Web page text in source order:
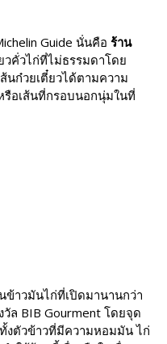
Guide นั่นคือ ร้าน
วคั่วไก่ที่ไม่ธรรมดาโดย
นก๋วยเตี๋ยวได้ตามความ
รือเส้นที่กรอบนอกนุ่มในที่
ข้าวมันไก่ที่เปิดมานานกว่า
ล BIB Gourment โดยจุด
งตัวข้าวที่มีความหอมมัน ไก่